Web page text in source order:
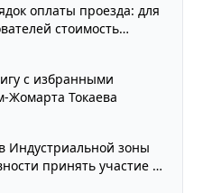
оплаты проезда: для
стоимость
с избранными
Жомарта Токаева
Индустриальной зоны
принять участие в